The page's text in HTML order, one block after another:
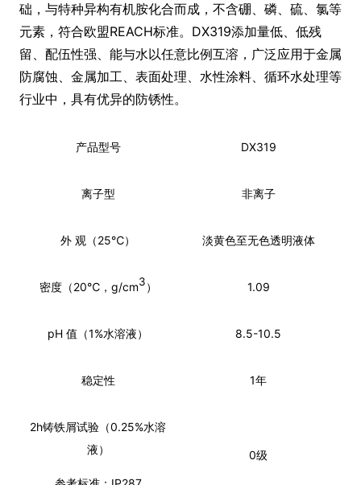
础，与特种异构有机胺化合而成，不含硼、磷、硫、氯等
元素，符合欧盟REACH标准。DX319添加量低、低残
留、配伍性强、能与水以任意比例互溶，广泛应用于金属
防腐蚀、金属加工、表面处理、水性涂料、循环水处理等
行业中，具有优异的防锈性。
产品型号 DX319
离子型 非离子
外 观（25℃） 淡黄色至无色透明液体
密度（20℃，g/cm3） 1.09
pH 值（1%水溶液） 8.5-10.5
稳定性 1年
2h铸铁屑试验（0.25%水溶
液）
0级